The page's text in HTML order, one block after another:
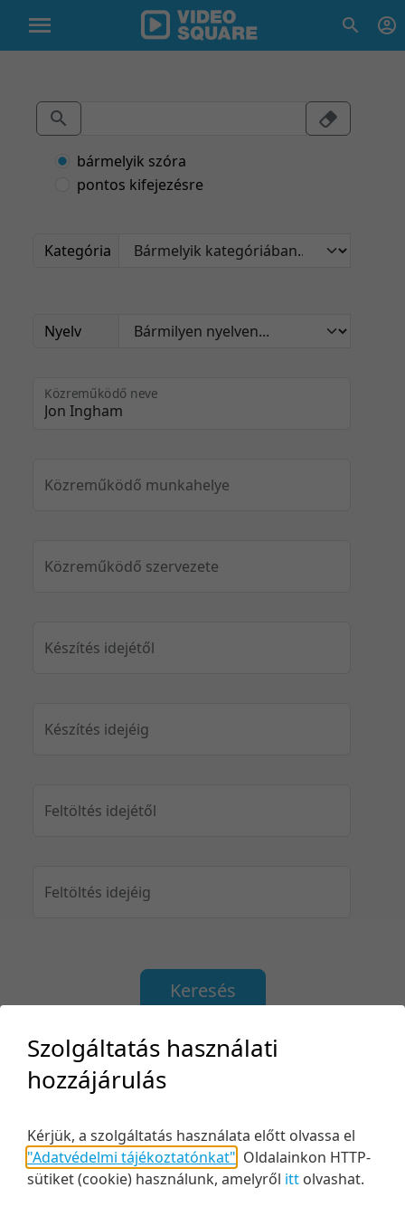
bármelyik szóra
pontos kifejezésre
Kategória
Nyelv
Közreműködő neve
Közreműködő munkahelye
Közreműködő szervezete
Készítés idejétől
Készítés idejéig
Feltöltés idejétől
Feltöltés idejéig
Keresés
Relevancia szerint
Kezdés/felvétel dátuma szerint
Kezdés/felvétel dátuma szerint
5 tétel/oldal
10 tétel/oldal
20 tétel/oldal
Szolgáltatás használati
hozzájárulás
Kérjük, a szolgáltatás használata előtt olvassa el
"Adatvédelmi tájékoztatónkat" Oldalainkon HTTP-
sütiket (cookie) használunk, amelyről itt olvashat.